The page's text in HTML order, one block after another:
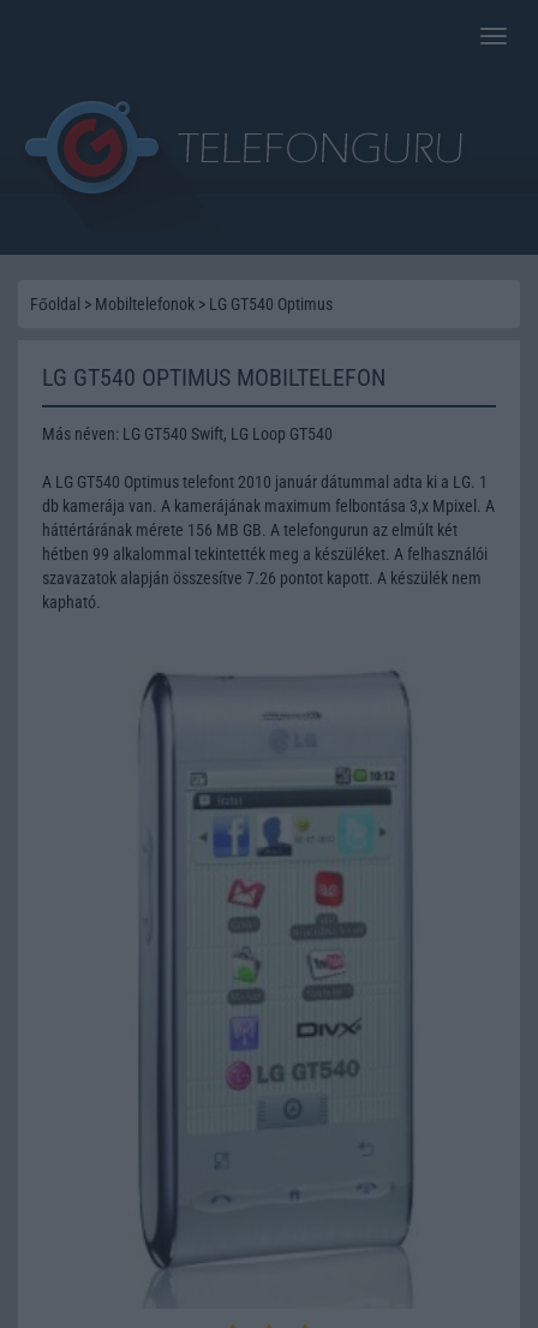
Toggle
Főoldal > Mobiltelefonok > LG GT540 Optimus
LG GT540 OPTIMUS MOBILTELEFON
Más néven: LG GT540 Swift, LG Loop GT540
A LG GT540 Optimus telefont 2010 január dátummal adta ki a LG. 1
db kamerája van. A kamerájának maximum felbontása 3,x Mpixel. A
háttértárának mérete 156 MB GB. A telefongurun az elmúlt két
hétben 99 alkalommal tekintették meg a készüléket. A felhasználói
szavazatok alapján összesítve 7.26 pontot kapott. A készülék nem
kapható.